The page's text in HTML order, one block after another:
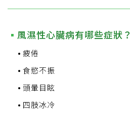
風濕性心臟病有哪些症狀？
疲倦
食慾不振
頭暈目眩
四肢冰冷